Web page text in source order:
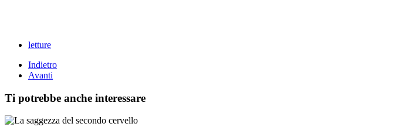
letture
Indietro
Avanti
Ti potrebbe anche interessare